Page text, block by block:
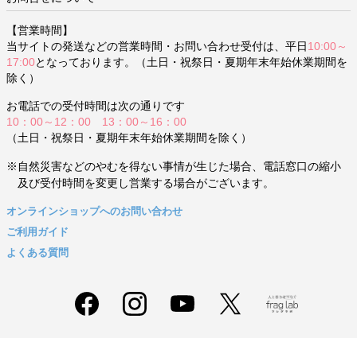
【営業時間】
当サイトの発送などの営業時間・お問い合わせ受付は、平日 10:00～
17:00となっております。（土日・祝祭日・夏期年末年始休業期間を
除く）
お電話での受付時間は次の通りです
10：00～12：00 13：00～16：00
（土日・祝祭日・夏期年末年始休業期間を除く）
※自然災害などのやむを得ない事情が生じた場合、電話窓口の縮小
及び受付時間を変更し営業する場合がございます。
オンラインショップへのお問い合わせ
ご利用ガイド
よくある質問